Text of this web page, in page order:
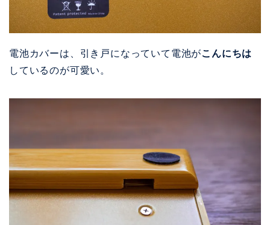
電池カバーは、引き戸になっていて電池がこんにちは
しているのが可愛い。